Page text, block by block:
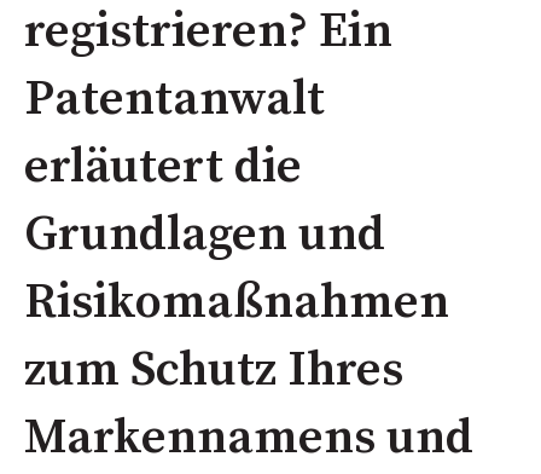
registrieren? Ein
Patentanwalt
erläutert die
Grundlagen und
Risikomaßnahmen
zum Schutz Ihres
Markennamens und